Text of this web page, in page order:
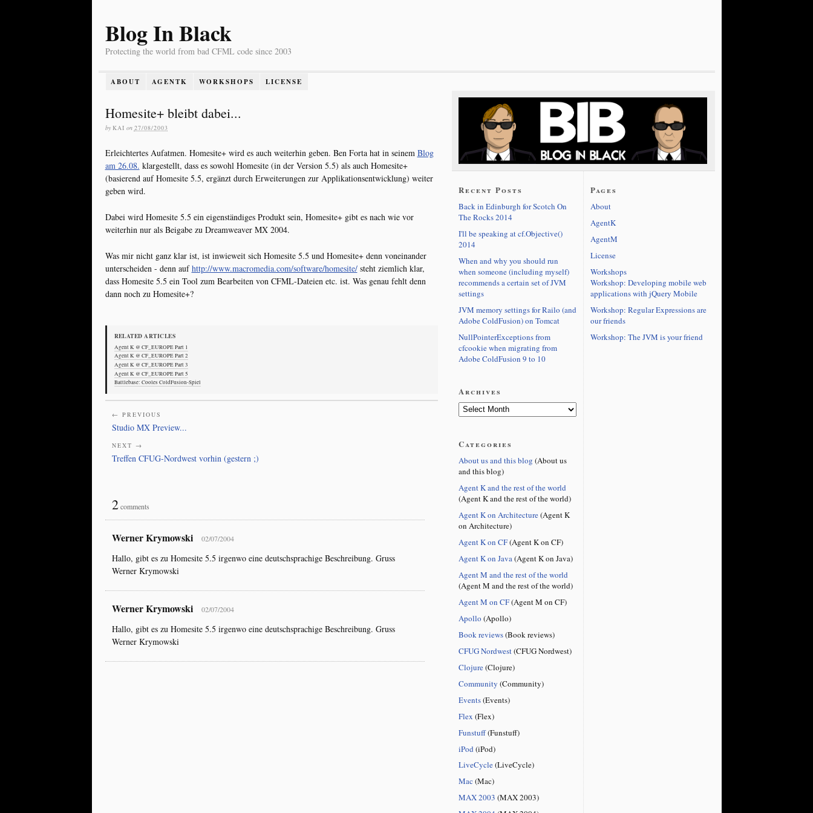
Blog In Black
Protecting the world from bad CFML code since 2003
ABOUT AGENTK WORKSHOPS LICENSE
Homesite+ bleibt dabei...
by KAI on 27/08/2003
Erleichtertes Aufatmen. Homesite+ wird es auch weiterhin geben. Ben Forta hat in seinem Blog
am 26.08. klargestellt, dass es sowohl Homesite (in der Version 5.5) als auch Homesite+
(basierend auf Homesite 5.5, ergänzt durch Erweiterungen zur Applikationsentwicklung) weiter
geben wird.
Dabei wird Homesite 5.5 ein eigenständiges Produkt sein, Homesite+ gibt es nach wie vor
weiterhin nur als Beigabe zu Dreamweaver MX 2004.
Was mir nicht ganz klar ist, ist inwieweit sich Homesite 5.5 und Homesite+ denn voneinander
unterscheiden - denn aufhttp://www.macromedia.com/software/homesite/steht ziemlich klar,
dass Homesite 5.5 ein Tool zum Bearbeiten von CFML-Dateien etc. ist. Was genau fehlt denn
dann noch zu Homesite+?
RELATED ARTICLES
Agent K @ CF_EUROPE Part 1
Agent K @ CF_EUROPE Part 2
Agent K @ CF_EUROPE Part 3
Agent K @ CF_EUROPE Part 5
Battlebase: Cooles ColdFusion-Spiel
← PREVIOUS
Studio MX Preview...
NEXT →
Treffen CFUG-Nordwest vorhin (gestern ;)
2comments
Werner Krymowski 02/07/2004
Hallo, gibt es zu Homesite 5.5 irgenwo eine deutschsprachige Beschreibung. Gruss
Werner Krymowski
Werner Krymowski 02/07/2004
Hallo, gibt es zu Homesite 5.5 irgenwo eine deutschsprachige Beschreibung. Gruss
Werner Krymowski
Recent Posts
Back in Edinburgh for Scotch On
The Rocks 2014
I'll be speaking at cf.Objective()
2014
When and why you should run
when someone (including myself)
recommends a certain set of JVM
settings
JVM memory settings for Railo (and
Adobe ColdFusion) on Tomcat
NullPointerExceptions from
cfcookie when migrating from
Adobe ColdFusion 9 to 10
Archives
Categories
About us and this blog (About us
and this blog)
Agent K and the rest of the world
(Agent K and the rest of the world)
Agent K on Architecture(Agent K
on Architecture)
Agent K on CF(Agent K on CF)
Agent K on Java(Agent K on Java)
Agent M and the rest of the world
(Agent M and the rest of the world)
Agent M on CF(Agent M on CF)
Apollo (Apollo)
Book reviews(Book reviews)
CFUG Nordwest(CFUG Nordwest)
Clojure(Clojure)
Community (Community)
Events(Events)
Flex (Flex)
Funstuff(Funstuff)
iPod (iPod)
LiveCycle(LiveCycle)
Mac (Mac)
MAX 2003 (MAX 2003)
Pages
About
AgentK
AgentM
License
Workshops
Workshop: Developing mobile web
applications with jQuery Mobile
Workshop: Regular Expressions are
our friends
Workshop: The JVM is your friend